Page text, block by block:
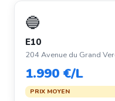
🔵
E10
204 Avenue du Grand
1.990 €/L
PRIX MOYEN